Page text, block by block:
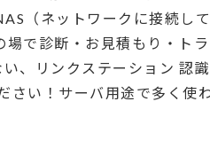
（ネットワークに接続し
で診断・お見積もり・ト
、リンクステーション 認識
い！サーバ用途で多く使